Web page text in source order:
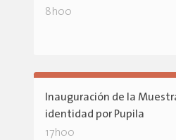
8h00
Inauguración de la
identidad por Pupila
17h00